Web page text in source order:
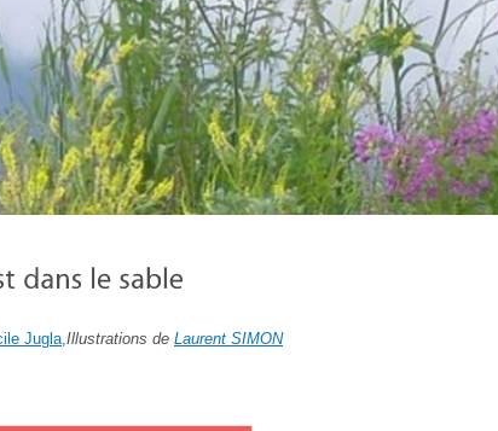
Jugla, Illustrations de Laurent SIMON